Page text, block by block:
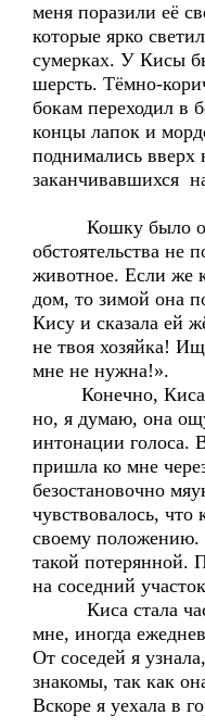
меня поразили её
которые ярко
сумерках. У Кисы
шерсть. Тёмно-
бокам переходил в
концы лапок и
поднимались вверх
заканчивавшихся
Кошку было
обстоятельства не
животное. Если же
дом, то зимой она
Кису и сказала ей
не твоя хозяйка!
мне не нужна!».
Конечно, Киса
но, я думаю, она
интонации голоса.
пришла ко мне
безостановочно
чувствовалось,
своему положению.
такой потерянной.
на соседний
Киса стала
мне, иногда
От соседей я
знакомы, так как
Вскоре я уехала в